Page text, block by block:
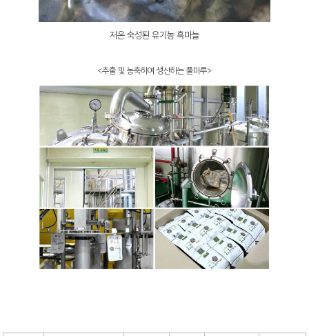
저온 숙성된 유기농 흑마늘
<추출 및 농축하여 생산하는 풀마루>